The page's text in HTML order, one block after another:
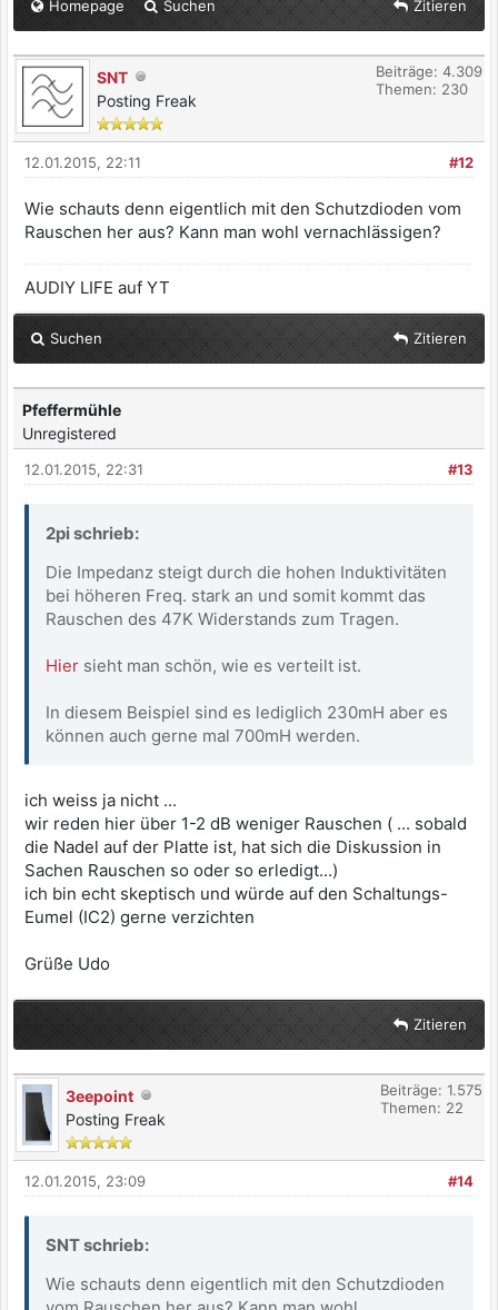
Homepage Suchen Zitieren
SNT
Posting Freak
Beiträge: 4.309
Themen: 230
#12
12.01.2015, 22:11
Wie schauts denn eigentlich mit den Schutzdioden vom
Rauschen her aus? Kann man wohl vernachlässigen?
AUDIY LIFE auf YT
Suchen Zitieren
Pfeffermühle
Unregistered
#13
12.01.2015, 22:31
2pi schrieb:
Die Impedanz steigt durch die hohen Induktivitäten
bei höheren Freq. stark an und somit kommt das
Rauschen des 47K Widerstands zum Tragen.
Hier sieht man schön, wie es verteilt ist.
In diesem Beispiel sind es lediglich 230mH aber es
können auch gerne mal 700mH werden.
ich weiss ja nicht ...
wir reden hier über 1-2 dB weniger Rauschen ( ... sobald
die Nadel auf der Platte ist, hat sich die Diskussion in
Sachen Rauschen so oder so erledigt...)
ich bin echt skeptisch und würde auf den Schaltungs-
Eumel (IC2) gerne verzichten
Grüße Udo
Zitieren
3eepoint
Posting Freak
Beiträge: 1.575
Themen: 22
#14
12.01.2015, 23:09
SNT schrieb:
Wie schauts denn eigentlich mit den Schutzdioden